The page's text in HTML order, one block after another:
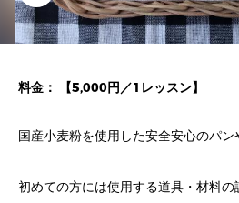
料金： 【5,000円／1レッスン】
国産小麦粉を使用した安全安心のパン
初めての方には使用する道具・材料